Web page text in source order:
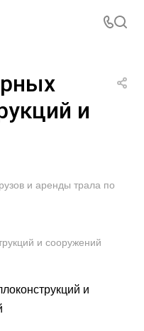
и
и аренды трала по
и сооружений